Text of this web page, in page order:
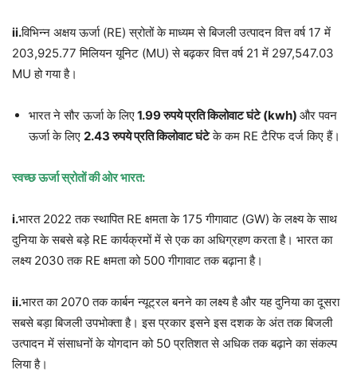
ii.विभिन्न अक्षय ऊर्जा (RE) स्रोतों के माध्यम से बिजली उत्पादन वित्त वर्ष 17 में
203,925.77 मिलियन यूनिट (MU) से बढ़कर वित्त वर्ष 21 में 297,547.03
MU हो गया है।
भारत ने सौर ऊर्जा के लिए1.99 रुपये प्रति किलोवाट घंटे (kwh) और पवन
ऊर्जा के लिए 2.43 रुपये प्रति किलोवाट घंटेके कम RE टैरिफ दर्ज किए हैं।
स्वच्छ ऊर्जा स्रोतों की ओर भारत:
i.भारत 2022 तक स्थापित RE क्षमता के 175 गीगावाट (GW) के लक्ष्य के साथ
दुनिया के सबसे बड़े RE कार्यक्रमों में से एक का अधिग्रहण करता है। भारत का
लक्ष्य 2030 तक RE क्षमता को 500 गीगावाट तक बढ़ाना है।
ii.भारत का 2070 तक कार्बन न्यूट्रल बनने का लक्ष्य है और यह दुनिया का दूसरा
सबसे बड़ा बिजली उपभोक्ता है। इस प्रकार इसने इस दशक के अंत तक बिजली
उत्पादन में संसाधनों के योगदान को 50 प्रतिशत से अधिक तक बढ़ाने का संकल्प
लिया है।